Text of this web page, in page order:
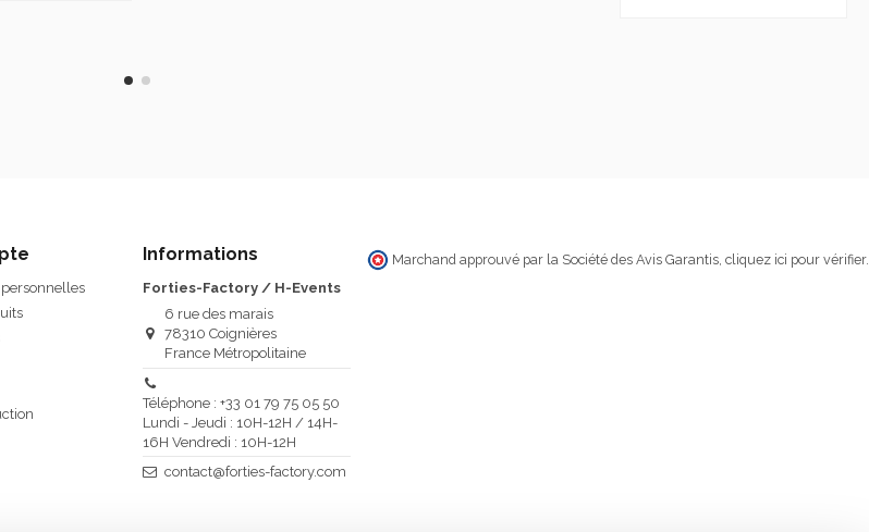
Informations
Forties-Factory / H-Events
6 rue des marais
78310 Coignières
France Métropolitaine
Téléphone : +33 01 79 75 05 50
Lundi - Jeudi : 10H-12H / 14H-
16H Vendredi : 10H-12H
contact@forties-factory.com
Marchand approuvé par la Société des Avis Garantis, cliquez ici pour vérifier.